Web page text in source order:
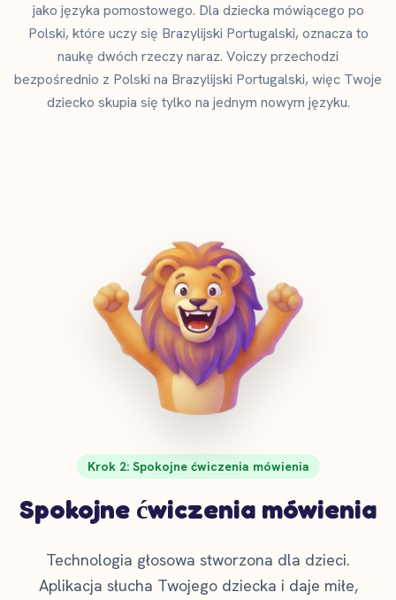
jako języka pomostowego. Dla dziecka mówiącego po
Polski, które uczy się Brazylijski Portugalski, oznacza to
naukę dwóch rzeczy naraz. Voiczy przechodzi
bezpośrednio z Polski na Brazylijski Portugalski, więc Twoje
dziecko skupia się tylko na jednym nowym języku.
Krok 2: Spokojne ćwiczenia mówienia
Spokojne ćwiczenia mówienia
Technologia głosowa stworzona dla dzieci.
Aplikacja słucha Twojego dziecka i daje miłe,